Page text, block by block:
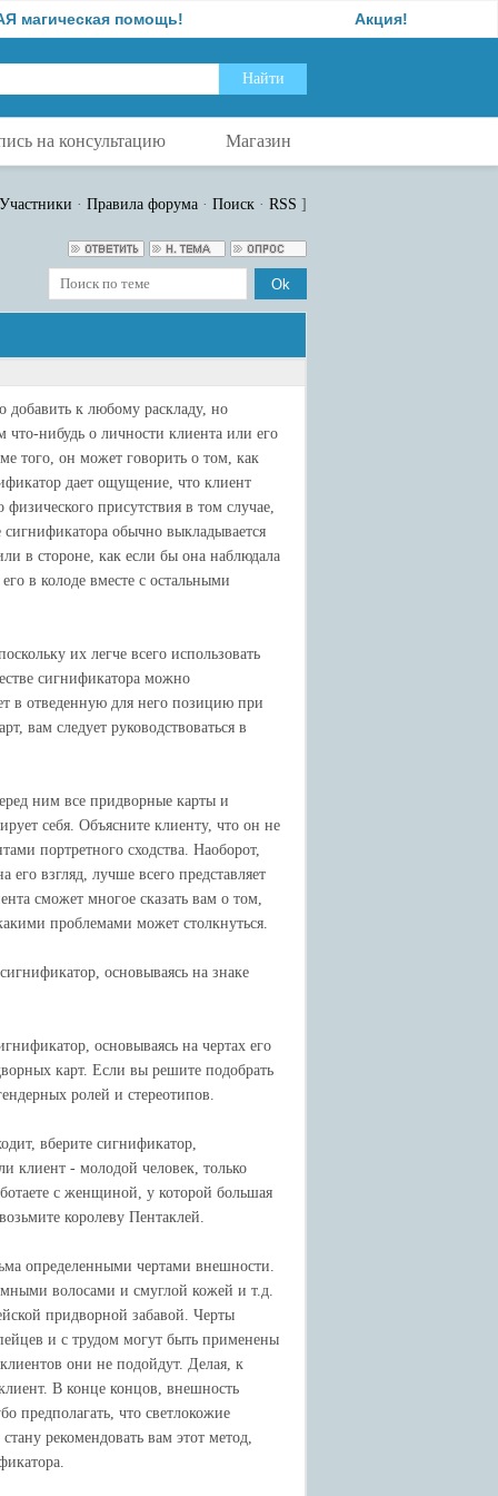
помощь! Акция!
на консультацию Магазин
Участники · Правила форума · Поиск · RSS ]
добавить к любому раскладу, но
что-нибудь о личности клиента или его
того, он может говорить о том, как
дает ощущение, что клиент
присутствия в том случае,
обычно выкладывается
в стороне, как если бы она наблюдала
в колоде вместе с остальными
их легче всего использовать
сигнификатора можно
в отведенную для него позицию при
вам следует руководствоваться в
ним все придворные карты и
себя. Объясните клиенту, что он не
портретного сходства. Наоборот,
его взгляд, лучше всего представляет
сможет многое сказать вам о том,
проблемами может столкнуться.
основываясь на знаке
основываясь на чертах его
карт. Если вы решите подобрать
ролей и стереотипов.
вберите сигнификатор,
клиент - молодой человек, только
с женщиной, у которой большая
королеву Пентаклей.
определенными чертами внешности.
волосами и смуглой кожей и т.д.
придворной забавой. Черты
и с трудом могут быть применены
они не подойдут. Делая, к
В конце концов, внешность
предполагать, что светлокожие
рекомендовать вам этот метод,